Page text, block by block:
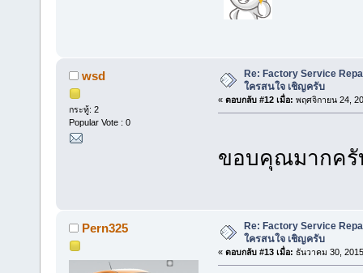
wsd
กระทู้: 2
Popular Vote : 0
Re: Factory Service
ใครสนใจ เชิญครับ
« ตอบกลับ #12 เมื่อ: พฤศจิกายน 24,
ขอบคุณมากค
Pern325
Re: Factory Service
ใครสนใจ เชิญครับ
« ตอบกลับ #13 เมื่อ: ธันวาคม 30,